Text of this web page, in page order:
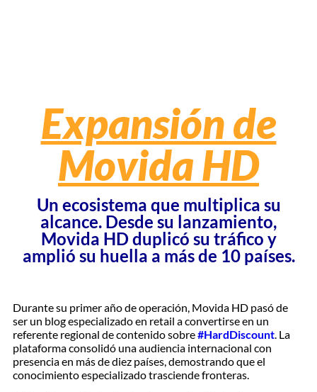
Expansión de
Movida HD
Un ecosistema que multiplica su
alcance. Desde su lanzamiento,
Movida HD duplicó su tráfico y
amplió su huella a más de 10 países.
Durante su primer año de operación, Movida HD pasó de
ser un blog especializado en retail a convertirse en un
referente regional de contenido sobre#HardDiscount. La
plataforma consolidó una audiencia internacional con
presencia en más de diez países, demostrando que el
conocimiento especializado trasciende fronteras.